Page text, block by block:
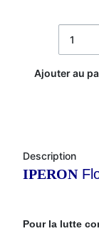
Ajouter au
Description
IPERON
Pour la lutte